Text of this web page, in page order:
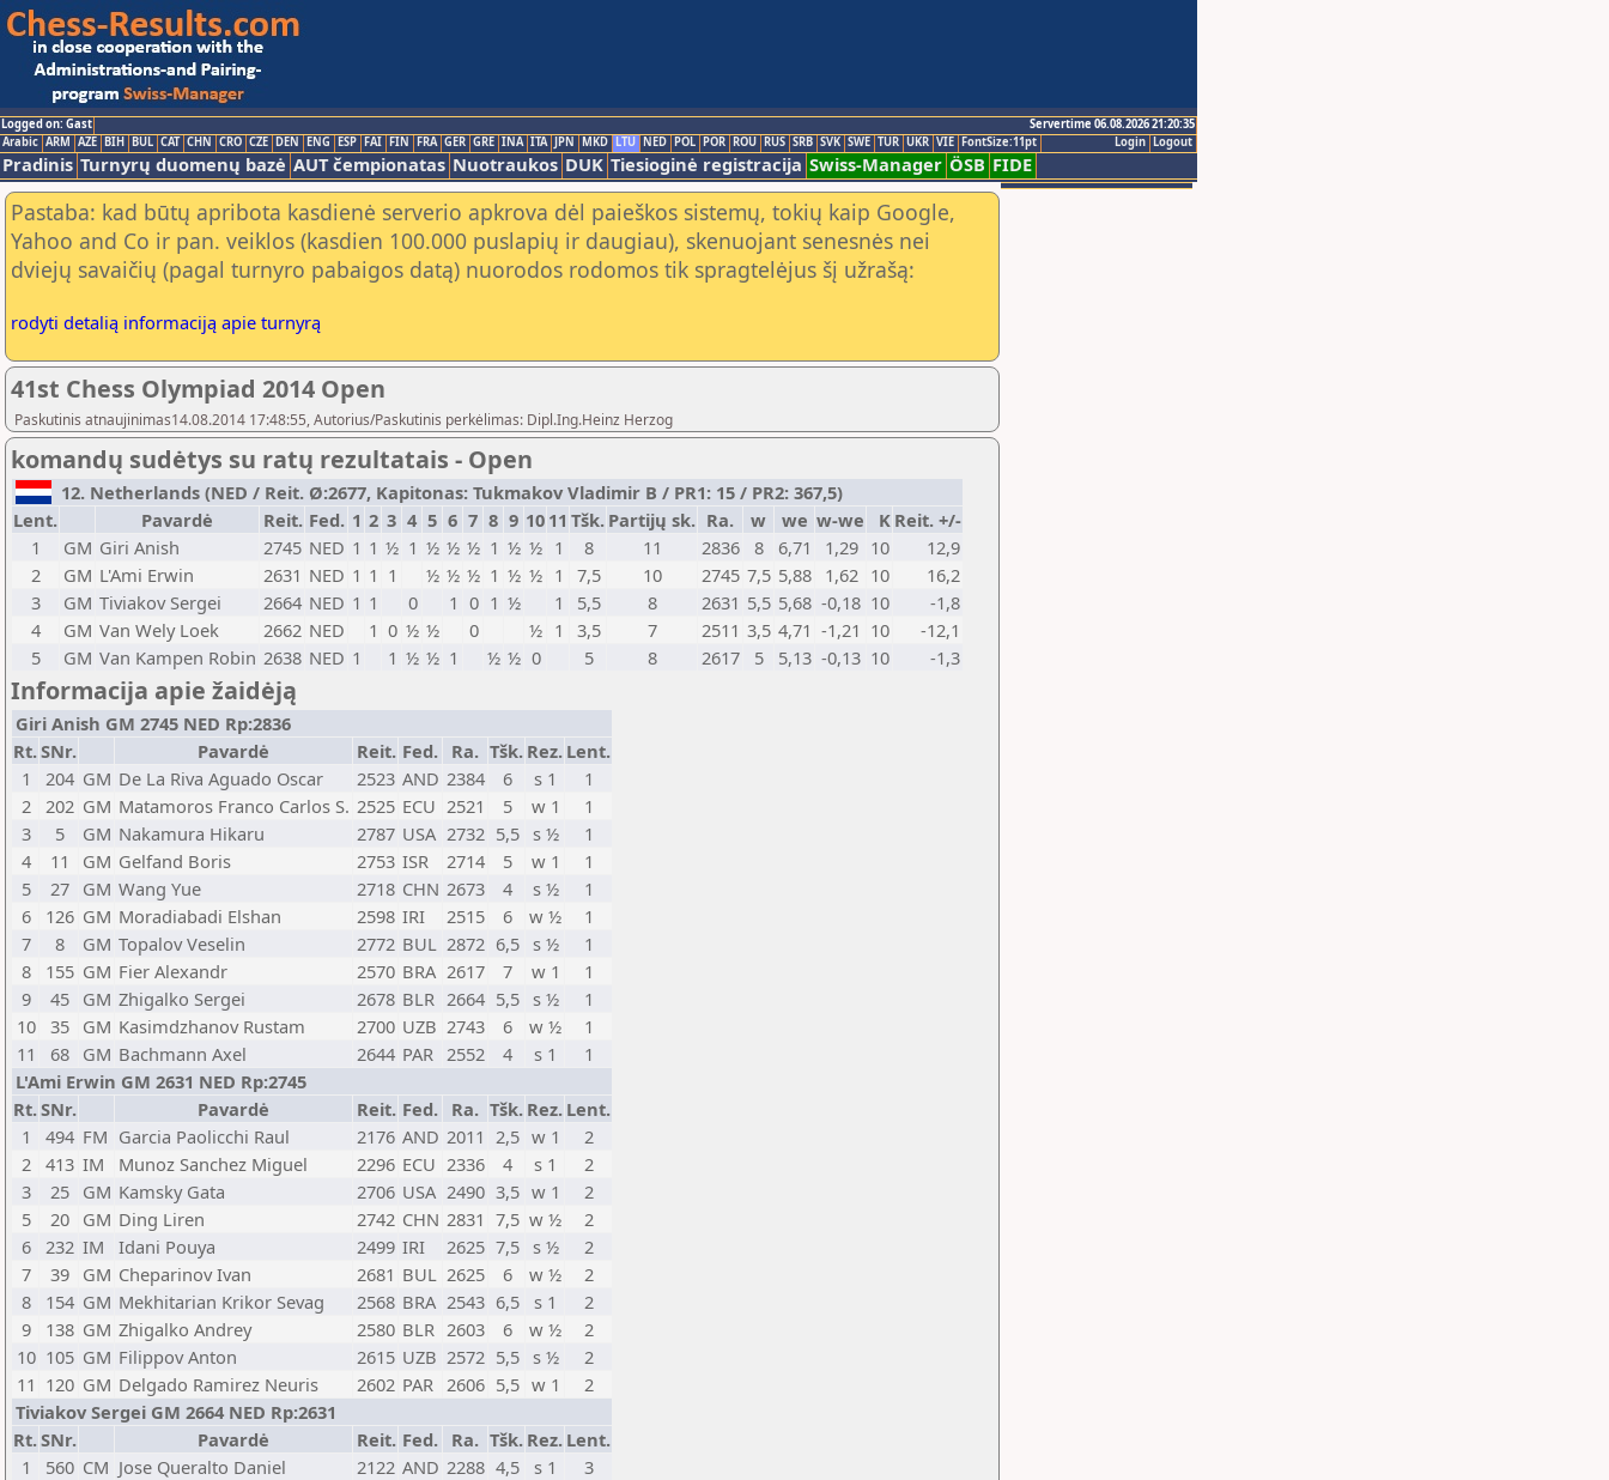
Logged on: Gast
Servertime 06.08.2026 21:20:35
Logout
Login
Arabic ARM AZE BIH BUL CAT CHN CRO CZE DEN ENG ESP FAI FIN FRA GER GRE INA ITA JPN MKD LTU NED POL POR ROU RUS SRB SVK SWE TUR UKR VIE FontSize:11pt
Pradinis Turnyrų duomenų bazė AUT čempionatas Nuotraukos DUK Tiesioginė registracija Swiss-Manager ÖSB FIDE
Pastaba: kad būtų apribota kasdienė serverio apkrova dėl paieškos sistemų, tokių kaip Google,
Yahoo and Co ir pan. veiklos (kasdien 100.000 puslapių ir daugiau), skenuojant senesnės nei
dviejų savaičių (pagal turnyro pabaigos datą) nuorodos rodomos tik spragtelėjus šį užrašą:
rodyti detalią informaciją apie turnyrą
41st Chess Olympiad 2014 Open
Paskutinis atnaujinimas14.08.2014 17:48:55, Autorius/Paskutinis perkėlimas: Dipl.Ing.Heinz Herzog
komandų sudėtys su ratų rezultatais - Open
12. Netherlands (NED / Reit. Ø:2677, Kapitonas: Tukmakov Vladimir B / PR1: 15 / PR2: 367,5)
Lent.
Pavardė Reit. Fed. 1 2 3 4 5 6 7 8 9 10 11 Tšk. Partijų sk. Ra. w we w-we K Reit. +/-
1
GM Giri Anish 2745 NED 1 1 ½ 1 ½ ½ ½ 1 ½ ½ 1 8 11 2836 8 6,71 1,29 10
12,9
2
GM L'Ami Erwin 2631 NED 1 1 1 ½ ½ ½ 1 ½ ½ 1 7,5 10 2745 7,5 5,88 1,62 10
16,2
3
GM Tiviakov Sergei 2664 NED 1 1 0 1 0 1 ½ 1 5,5 8 2631 5,5 5,68 -0,18 10
-1,8
4
GM Van Wely Loek 2662 NED 1 0 ½ ½ 0 ½ 1 3,5 7 2511 3,5 4,71 -1,21 10
-12,1
5
GM Van Kampen Robin 2638 NED 1 1 ½ ½ 1 ½ ½ 0 5 8 2617 5 5,13 -0,13 10 -1,3
Informacija apie žaidėją
Giri Anish GM 2745 NED Rp:2836
Rt.SNr. Pavardė Reit. Fed. Ra. Tšk. Rez. Lent.
1
204 GM De La Riva Aguado Oscar 2523 AND 2384 6 s 1
1
2
202 GM Matamoros Franco Carlos S. 2525 ECU 2521 5 w 1
1
3
5 GM Nakamura Hikaru 2787 USA 2732 5,5 s ½
1
4
11 GM Gelfand Boris 2753 ISR 2714 5 w 1
1
5
27 GM Wang Yue 2718 CHN 2673 4 s ½
1
6
126 GM Moradiabadi Elshan 2598 IRI 2515 6 w ½
1
7
8 GM Topalov Veselin 2772 BUL 2872 6,5 s ½
1
8
155 GM Fier Alexandr 2570 BRA 2617 7 w 1
1
9
45 GM Zhigalko Sergei 2678 BLR 2664 5,5 s ½
1
10
35 GM Kasimdzhanov Rustam 2700 UZB 2743 6 w ½
1
11
68 GM Bachmann Axel 2644 PAR 2552 4 s 1
1
L'Ami Erwin GM 2631 NED Rp:2745
Rt.SNr. Pavardė Reit. Fed. Ra. Tšk. Rez. Lent.
1
494 FM Garcia Paolicchi Raul 2176 AND 2011 2,5 w 1
2
2
413 IM Munoz Sanchez Miguel 2296 ECU 2336 4 s 1
2
3
25 GM Kamsky Gata 2706 USA 2490 3,5 w 1
2
5
20 GM Ding Liren 2742 CHN 2831 7,5 w ½
2
6
232 IM Idani Pouya 2499 IRI 2625 7,5 s ½
2
7
39 GM Cheparinov Ivan 2681 BUL 2625 6 w ½
2
8
154 GM Mekhitarian Krikor Sevag 2568 BRA 2543 6,5 s 1
2
9
138 GM Zhigalko Andrey 2580 BLR 2603 6 w ½
2
10 105 GM Filippov Anton 2615 UZB 2572 5,5 s ½
2
11 120 GM Delgado Ramirez Neuris 2602 PAR 2606 5,5 w 1
2
Tiviakov Sergei GM 2664 NED Rp:2631
Rt.SNr. Pavardė Reit. Fed. Ra. Tšk. Rez. Lent.
1
560 CM Jose Queralto Daniel 2122 AND 2288 4,5 s 1
3